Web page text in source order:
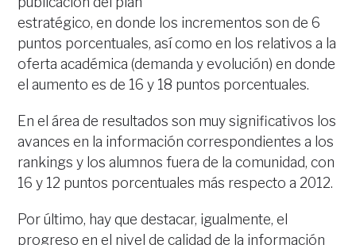
estratégico, en donde los incrementos son de 6
puntos porcentuales, así como en los relativos a la
oferta académica (demanda y evolución) en donde
el aumento es de 16 y 18 puntos porcentuales.
En el área de resultados son muy significativos los
avances en la información correspondientes a los
rankings y los alumnos fuera de la comunidad, con
16 y 12 puntos porcentuales más respecto a 2012.
Por último, hay que destacar, igualmente, el
progreso en el nivel de calidad de la información